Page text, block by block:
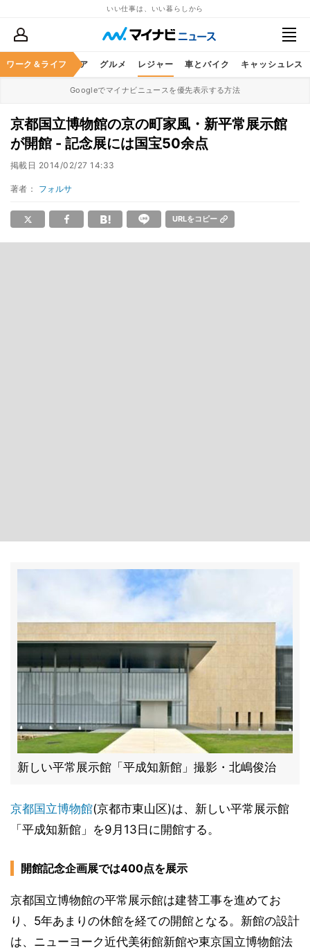
いい仕事は、いい暮らしから
ワーク＆ライフ
暮らし ヘルスケア グルメ レジャー 車とバイク キャッシュレス
Googleでマイナビニュースを優先表示する方法
京都国立博物館の京の町家風・新平常展示館
が開館 - 記念展には国宝50余点
掲載日 2014/02/27 14:33
著者： フォルサ
URLをコピー
新しい平常展示館「平成知新館」撮影・北嶋俊治
京都国立博物館(京都市東山区)は、新しい平常展示館
「平成知新館」を9月13日に開館する。
開館記念企画展では400点を展示
京都国立博物館の平常展示館は建替工事を進めてお
り、5年あまりの休館を経ての開館となる。新館の設計
は、ニューヨーク近代美術館新館や東京国立博物館法